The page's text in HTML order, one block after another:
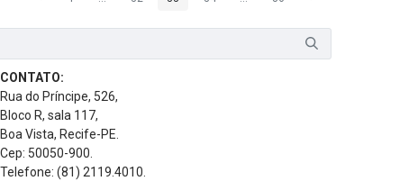
PáginaPáginas intermediárias Usar ABA para navegar.
PáginaPáginaPáginaPáginas intermediárias Usar ABA
Página
CONTATO:
Rua do Príncipe, 526,
Bloco R, sala 117,
Boa Vista, Recife-PE.
Cep: 50050-900.
Telefone: (81) 2119.4010.